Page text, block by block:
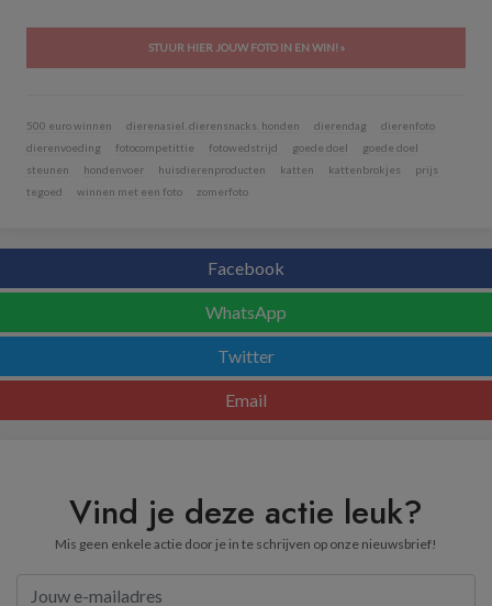
STUUR HIER JOUW FOTO IN EN WIN! »
500 euro winnen dierenasiel. dierensnacks. honden dierendag
dierenfoto
dierenvoeding
fotocompetittie fotowedstrijd goede doel
goede doel
steunen
hondenvoer huisdierenproducten katten kattenbrokjes
prijs
tegoed
winnen met een foto zomerfoto
Facebook
WhatsApp
Twitter
Email
Vind je deze actie leuk?
Mis geen enkele actie door je in te schrijven op onze nieuwsbrief!